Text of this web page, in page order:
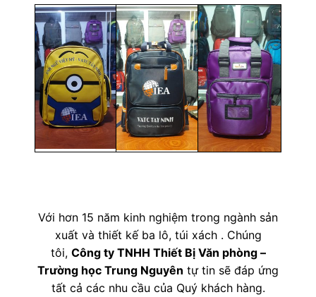
Với hơn 15 năm kinh nghiệm trong ngành sản
xuất và thiết kế ba lô, túi xách . Chúng
tôi, Công ty TNHH Thiết Bị Văn phòng –
Trường học Trung Nguyên tự tin sẽ đáp ứng
tất cả các nhu cầu của Quý khách hàng.